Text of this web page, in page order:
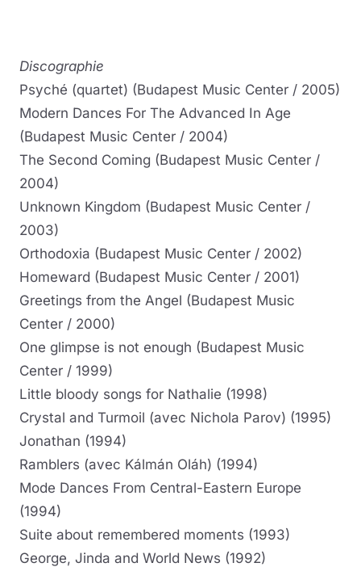
Discographie
Psyché (quartet) (Budapest Music Center / 2005)
Modern Dances For The Advanced In Age
(Budapest Music Center / 2004)
The Second Coming (Budapest Music Center /
2004)
Unknown Kingdom (Budapest Music Center /
2003)
Orthodoxia (Budapest Music Center / 2002)
Homeward (Budapest Music Center / 2001)
Greetings from the Angel (Budapest Music
Center / 2000)
One glimpse is not enough (Budapest Music
Center / 1999)
Little bloody songs for Nathalie (1998)
Crystal and Turmoil (avec Nichola Parov) (1995)
Jonathan (1994)
Ramblers (avec Kálmán Oláh) (1994)
Mode Dances From Central-Eastern Europe
(1994)
Suite about remembered moments (1993)
George, Jinda and World News (1992)